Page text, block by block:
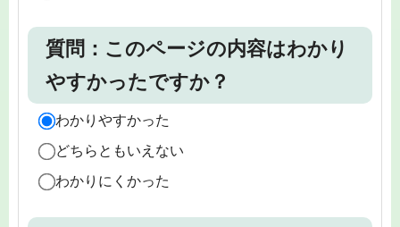
質問：このページの内容はわかり
やすかったですか？
わかりやすかった
どちらともいえない
わかりにくかった